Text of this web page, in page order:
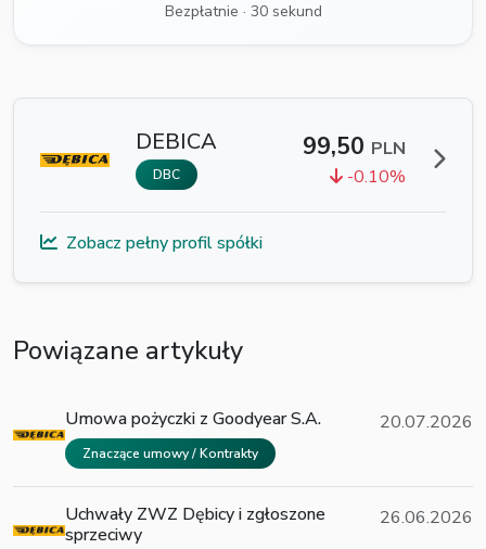
Bezpłatnie · 30 sekund
DEBICA
DBC
99,50 PLN
-0.10%
Zobacz pełny profil spółki
Powiązane artykuły
Umowa pożyczki z Goodyear S.A.
Znaczące umowy / Kontrakty
20.07.2026
Uchwały ZWZ Dębicy i zgłoszone
sprzeciwy
26.06.2026